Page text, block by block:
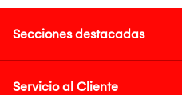
Secciones destacadas
Servicio al Cliente